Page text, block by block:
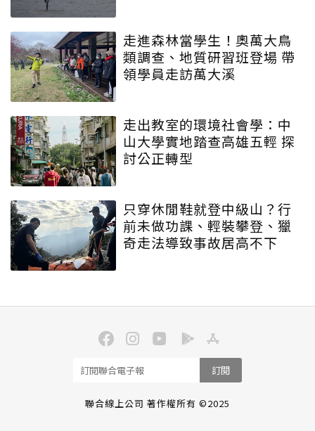
走進森林當學生！奧萬大鳥
類調查、地質研習班登場 帶
領學員走訪萬大溪
走出教室的環境社會學：中
山大學實地踏查高雄五輕 探
討公正轉型
只穿休閒鞋就登中級山？行
前未做功課、輕裝攀登、獵
奇走法導致事故居高不下
訂閱
聯合線上公司 著作權所有 ©2025